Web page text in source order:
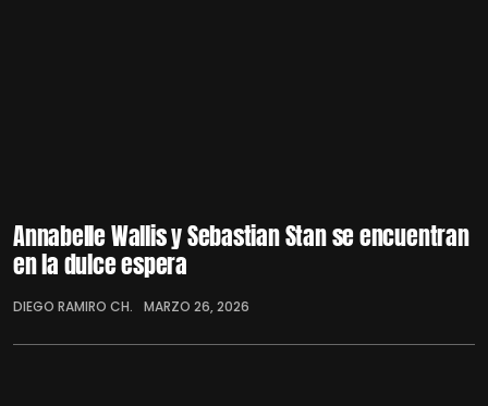
Annabelle Wallis y Sebastian Stan se encuentran
en la dulce espera
DIEGO RAMIRO CH. MARZO 26, 2026